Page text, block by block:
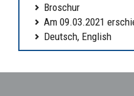
Broschur
Am 09.03.2021
Deutsch, English